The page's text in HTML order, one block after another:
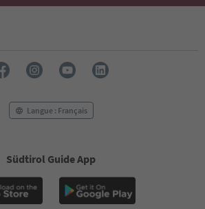
Langue : Français
Südtirol Guide App